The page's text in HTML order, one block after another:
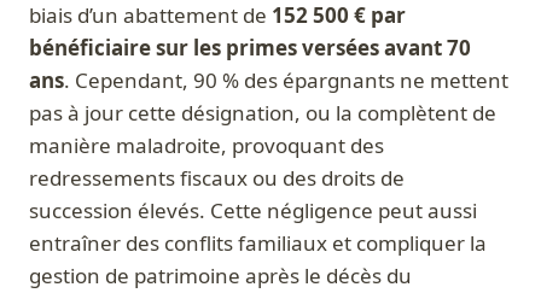
biais d’un abattement de 152 500 € par
bénéficiaire sur les primes versées avant 70
ans. Cependant, 90 % des épargnants ne mettent
pas à jour cette désignation, ou la complètent de
manière maladroite, provoquant des
redressements fiscaux ou des droits de
succession élevés. Cette négligence peut aussi
entraîner des conflits familiaux et compliquer la
gestion de patrimoine après le décès du